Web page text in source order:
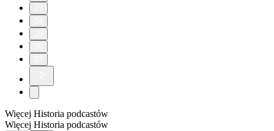
Więcej Historia podcastów
Więcej Historia podcastów